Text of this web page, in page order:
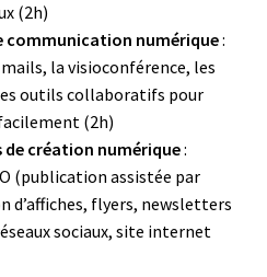
(2h)
communication numérique:
la visioconférence, les
outils collaboratifs pour
(2h)
de création numérique:
(publication assistée par
d’affiches, flyers, newsletters
sociaux, site internet